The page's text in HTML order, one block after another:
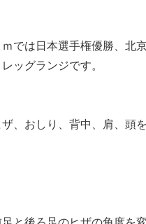
では日本選手権優勝、北
ッグランジです。
、おしり、背中、肩、頭を